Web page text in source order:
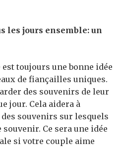
les jours ensemble: un
toujours une bonne idée
de fiançailles uniques.
des souvenirs de leur
jour. Cela aidera à
souvenirs sur lesquels
Ce sera une idée
si votre couple aime